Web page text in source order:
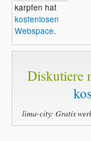
karpfen hat
kostenlosen
Webspace.
Diskutiere
lima-city: Gratis